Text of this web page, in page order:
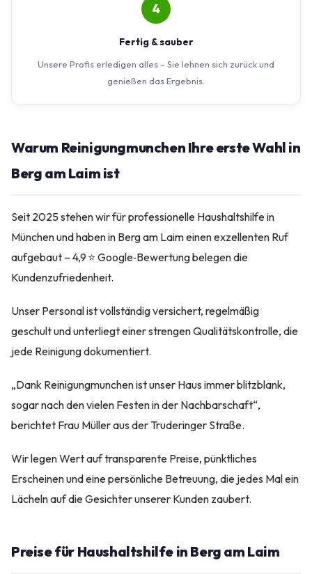
4
Fertig & sauber
Unsere Profis erledigen alles – Sie lehnen sich zurück und
genießen das Ergebnis.
Warum Reinigungmunchen Ihre erste Wahl in
Berg am Laim ist
Seit 2025 stehen wir für professionelle Haushaltshilfe in
München und haben in Berg am Laim einen exzellenten Ruf
aufgebaut – 4,9 ⭐ Google‑Bewertung belegen die
Kundenzufriedenheit.
Unser Personal ist vollständig versichert, regelmäßig
geschult und unterliegt einer strengen Qualitätskontrolle, die
jede Reinigung dokumentiert.
„Dank Reinigungmunchen ist unser Haus immer blitzblank,
sogar nach den vielen Festen in der Nachbarschaft“,
berichtet Frau Müller aus der Truderinger Straße.
Wir legen Wert auf transparente Preise, pünktliches
Erscheinen und eine persönliche Betreuung, die jedes Mal ein
Lächeln auf die Gesichter unserer Kunden zaubert.
Preise für Haushaltshilfe in Berg am Laim